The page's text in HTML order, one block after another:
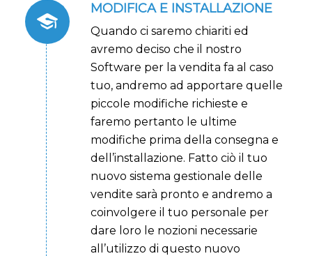
MODIFICA E INSTALLAZIONE
Quando ci saremo chiariti ed
avremo deciso che il nostro
Software per la vendita fa al caso
tuo, andremo ad apportare quelle
piccole modifiche richieste e
faremo pertanto le ultime
modifiche prima della consegna e
dell’installazione. Fatto ciò il tuo
nuovo sistema gestionale delle
vendite sarà pronto e andremo a
coinvolgere il tuo personale per
dare loro le nozioni necessarie
all’utilizzo di questo nuovo